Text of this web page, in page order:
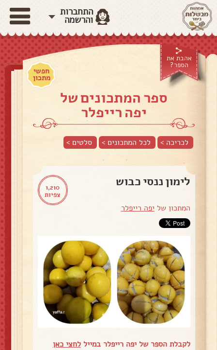
התחברות
והרשמה
אהבת את
הספר?
חפשי
מתכון
ספר המתכונים של
יפה רייפלר
לכריכה > לכל המתכונים > סלטים>
1,210
צפיות
לימון ננסי כבוש
המתכון של יפה רייפלר
לקבלת הספר של יפה רייפלר במייללחצי כאן